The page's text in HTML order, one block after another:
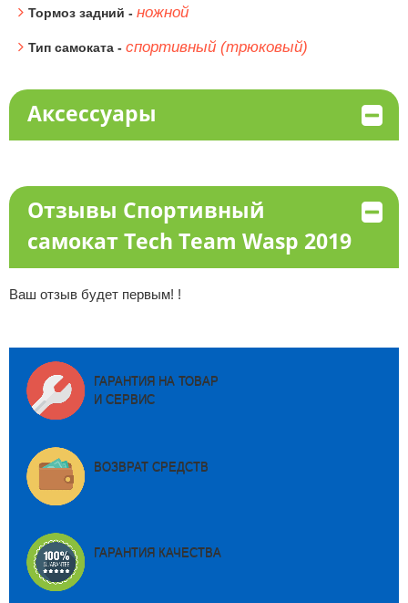
Тормоз задний - ножной
Тип самоката - спортивный (трюковый)
Аксессуары
Отзывы Спортивный
самокат Tech Team Wasp 2019
Ваш отзыв будет первым! !
ГАРАНТИЯ НА ТОВАР
И СЕРВИС
ВОЗВРАТ СРЕДСТВ
ГАРАНТИЯ КАЧЕСТВА